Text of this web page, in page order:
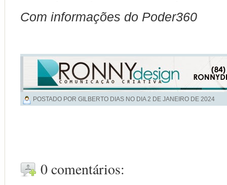
Com informações do Poder360
POSTADO POR GILBERTO DIAS NO DIA 2 DE JANEIRO DE 2024
0 comentários: